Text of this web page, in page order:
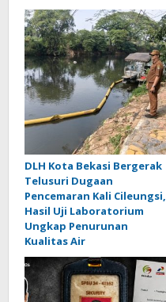
DLH Kota Bekasi Bergerak
Telusuri Dugaan
Pencemaran Kali Cileungsi,
Hasil Uji Laboratorium
Ungkap Penurunan
Kualitas Air